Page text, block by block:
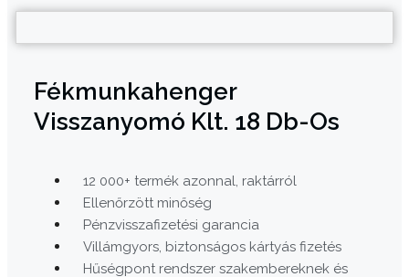
Fékmunkahenger
Visszanyomó Klt. 18 Db-Os
12 000+ termék azonnal, raktárról
Ellenőrzött minőség
Pénzvisszafizetési garancia
Villámgyors, biztonságos kártyás fizetés
Hűségpont rendszer szakembereknek és